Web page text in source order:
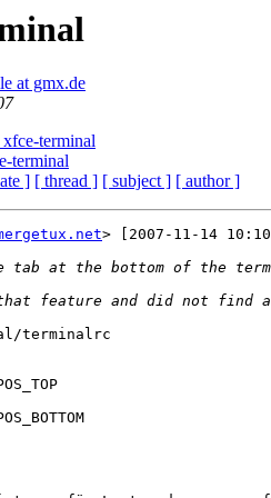
at gmx.de
terminal
terminal
] [ thread ] [ subject ] [ author ]
> [2007-11-14
terminalrc